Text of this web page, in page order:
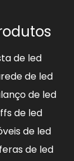
de led
de led
de led
de led
de led
de led